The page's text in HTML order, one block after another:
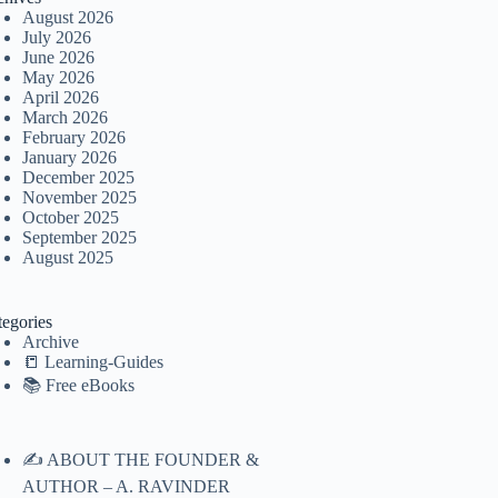
August 2026
July 2026
June 2026
May 2026
April 2026
March 2026
February 2026
January 2026
December 2025
November 2025
October 2025
September 2025
August 2025
Archive
📒 Learning-Guides
📚 Free eBooks
✍️ ABOUT THE FOUNDER &
AUTHOR – A. RAVINDER